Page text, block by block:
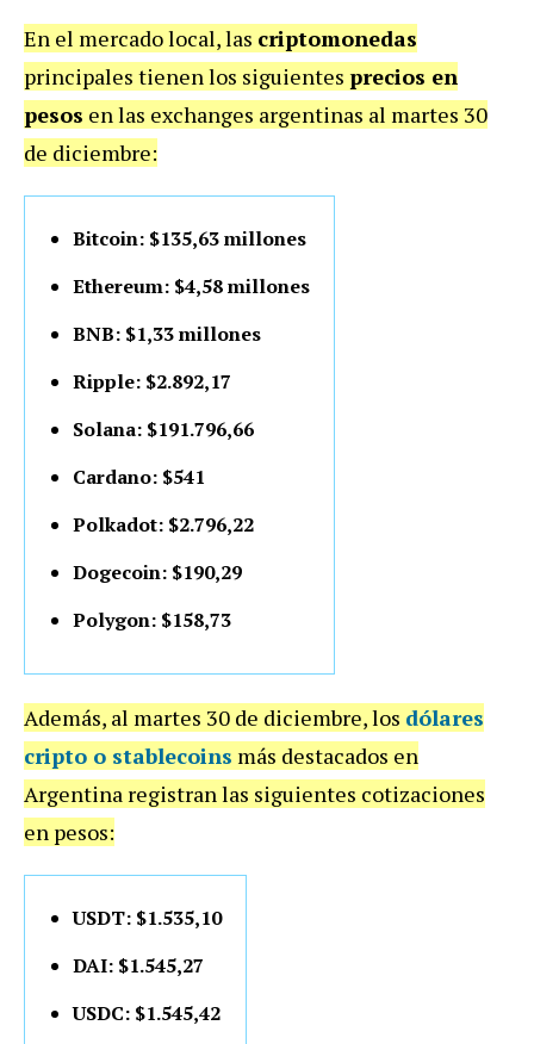
En el mercado local, las criptomonedas
principales tienen los siguientes precios en
pesos en las exchanges argentinas al martes 30
de diciembre:
Bitcoin: $135,63 millones
Ethereum: $4,58 millones
BNB: $1,33 millones
Ripple: $2.892,17
Solana: $191.796,66
Cardano: $541
Polkadot: $2.796,22
Dogecoin: $190,29
Polygon: $158,73
Además, al martes 30 de diciembre, los dólares
cripto o stablecoins más destacados en
Argentina registran las siguientes cotizaciones
en pesos:
USDT: $1.535,10
DAI: $1.545,27
USDC: $1.545,42